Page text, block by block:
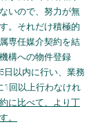
いので、努力が無
。それだけ積極的
専任媒介契約を結
構への物件登録
日以内に行い、業務
1回以上行わなけれ
に比べて、より丁
。